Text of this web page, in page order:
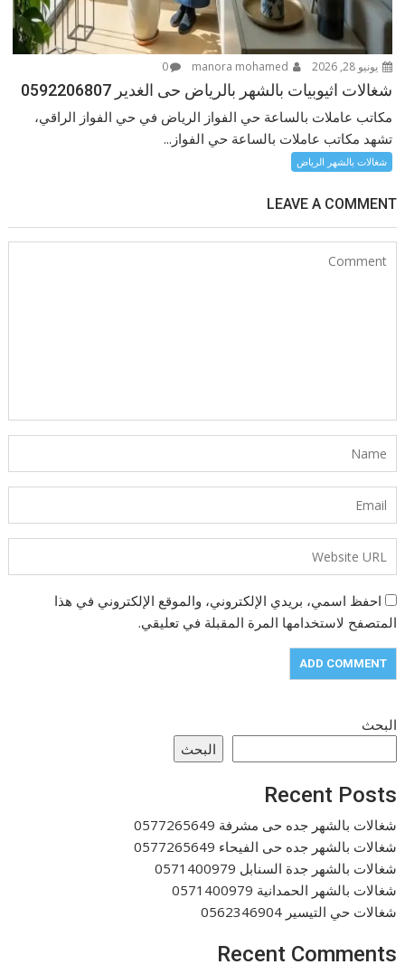
يونيو 28, 2026 0
شغالات اثيوبيات بالشهر بالرياض حى الغدير 0592206807
مكاتب عاملات بالساعة حي الفواز الرياض في حي الفواز الراقي،
تشهد مكاتب عاملات بالساعة حي الفواز...
شغالات بالشهر الرياض
LEAVE A COMMENT
احفظ اسمي، بريدي الإلكتروني، والموقع الإلكتروني في هذا
المتصفح لاستخدامها المرة المقبلة في تعليقي.
البحث
البحث
Recent Posts
شغالات بالشهر جده حى مشرفة 0577265649
شغالات بالشهر جده حى الفيحاء 0577265649
شغالات بالشهر جدة السنابل 0571400979
شغالات بالشهر الحمدانية 0571400979
شغالات حي التيسير 0562346904
Recent Comments